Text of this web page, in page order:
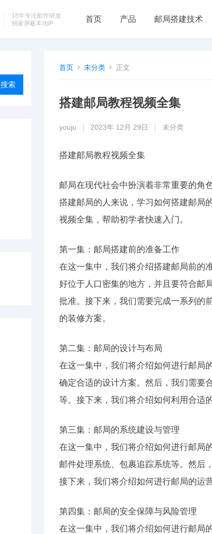
18年专注邮件研发
独家屏蔽本地IP
首页 产品 邮局搭建技术
首页 未分类 正文
搭建邮局教程视频全集
youju 2023年 12月 29日 未分类
搭建邮局教程视频全集
邮局在现代社会中扮演着非常重要的角
搭建邮局的人来说，学习如何搭建邮局
视频全集，帮助初学者快速入门。
第一集：邮局搭建前的准备工作
在这一集中，我们将介绍搭建邮局前的
好位于人口密集的地方，并且要符合邮
批准。接下来，我们需要完成一系列的
的装修方案。
第二集：邮局的设计与布局
在这一集中，我们将介绍如何进行邮局
确定合适的设计方案。然后，我们需要
等。接下来，我们将介绍如何利用合适
第三集：邮局的系统建设与管理
在这一集中，我们将介绍如何进行邮局
邮件处理系统、包裹追踪系统等。然后
接下来，我们将介绍如何进行邮局的运
第四集：邮局的安全保障与风险管理
在这一集中，我们将介绍如何进行邮局
搜索